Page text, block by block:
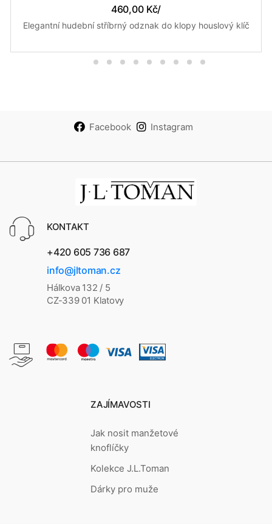
460,00 Kč/
Elegantní hudební stříbrný odznak do klopy houslový klíč
Facebook Instagram
KONTAKT
+420 605 736 687
info@jltoman.cz
Hálkova 132 / 5
CZ-339 01 Klatovy
ZAJÍMAVOSTI
Jak nosit manžetové
knoflíčky
Kolekce J.L.Toman
Dárky pro muže